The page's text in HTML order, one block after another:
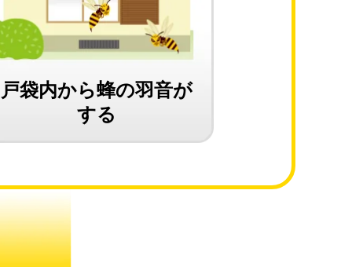
戸袋内から蜂の羽音が
する